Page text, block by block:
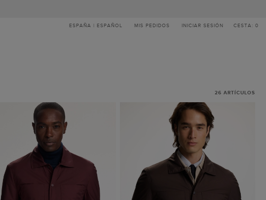
ESPAÑA | ESPAÑOL MIS PEDIDOS INICIAR SESIÓN CESTA: 0
26 ARTÍCULOS